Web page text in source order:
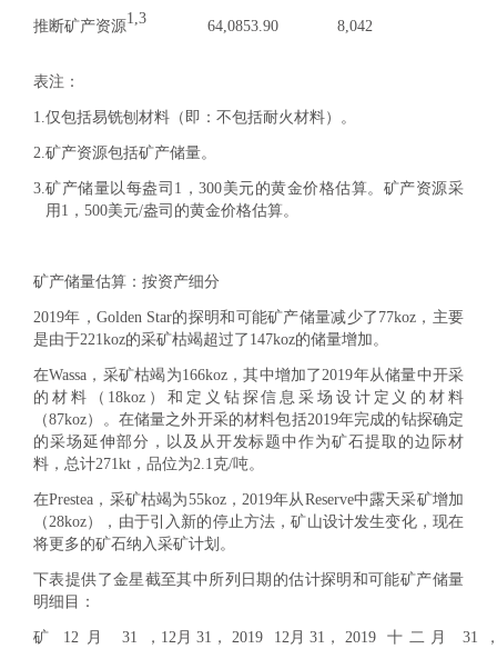
推断矿产资源1,3 64,0853.90 8,042
表注：
1. 仅包括易铣刨材料（即：不包括耐火材料）。
2. 矿产资源包括矿产储量。
3. 矿产储量以每盎司1，300美元的黄金价格估算。矿产资源采
用1，500美元/盎司的黄金价格估算。
矿产储量估算：按资产细分
2019年，Golden Star的探明和可能矿产储量减少了77koz，主要
是由于221koz的采矿枯竭超过了147koz的储量增加。
在Wassa，采矿枯竭为166koz，其中增加了2019年从储量中开采
的材料（18koz）和定义钻探信息采场设计定义的材料
（87koz）。在储量之外开采的材料包括2019年完成的钻探确定
的采场延伸部分，以及从开发标题中作为矿石提取的边际材
料，总计271kt，品位为2.1克/吨。
在Prestea，采矿枯竭为55koz，2019年从Reserve中露天采矿增加
（28koz），由于引入新的停止方法，矿山设计发生变化，现在
将更多的矿石纳入采矿计划。
下表提供了金星截至其中所列日期的估计探明和可能矿产储量
明细目：
矿
12月 31， 12月 31， 2019 12月 31， 2019
十二月 31